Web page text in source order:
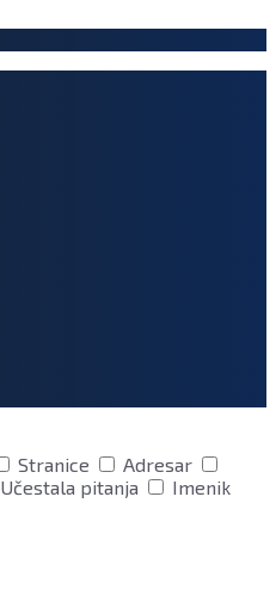
Stranice
Adresar
Učestala pitanja Imenik